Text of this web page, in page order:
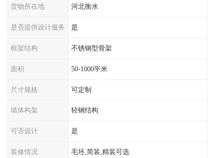
货物所在地 河北衡水
是否提供设计服务 是
框架结构 不锈钢型骨架
面积 50-1000平米
尺寸规格 可定制
墙体构架 轻钢结构
可否设计 是
装修情况 毛坯,简装,精装可选